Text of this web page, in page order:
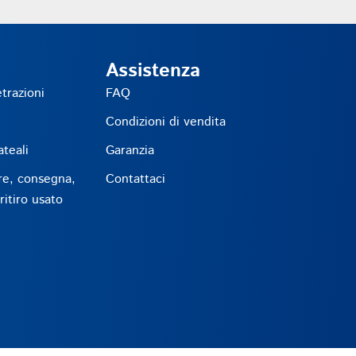
consegna,
usato
Assistenza
FAQ
Condizioni di vendita
Garanzia
Contattaci